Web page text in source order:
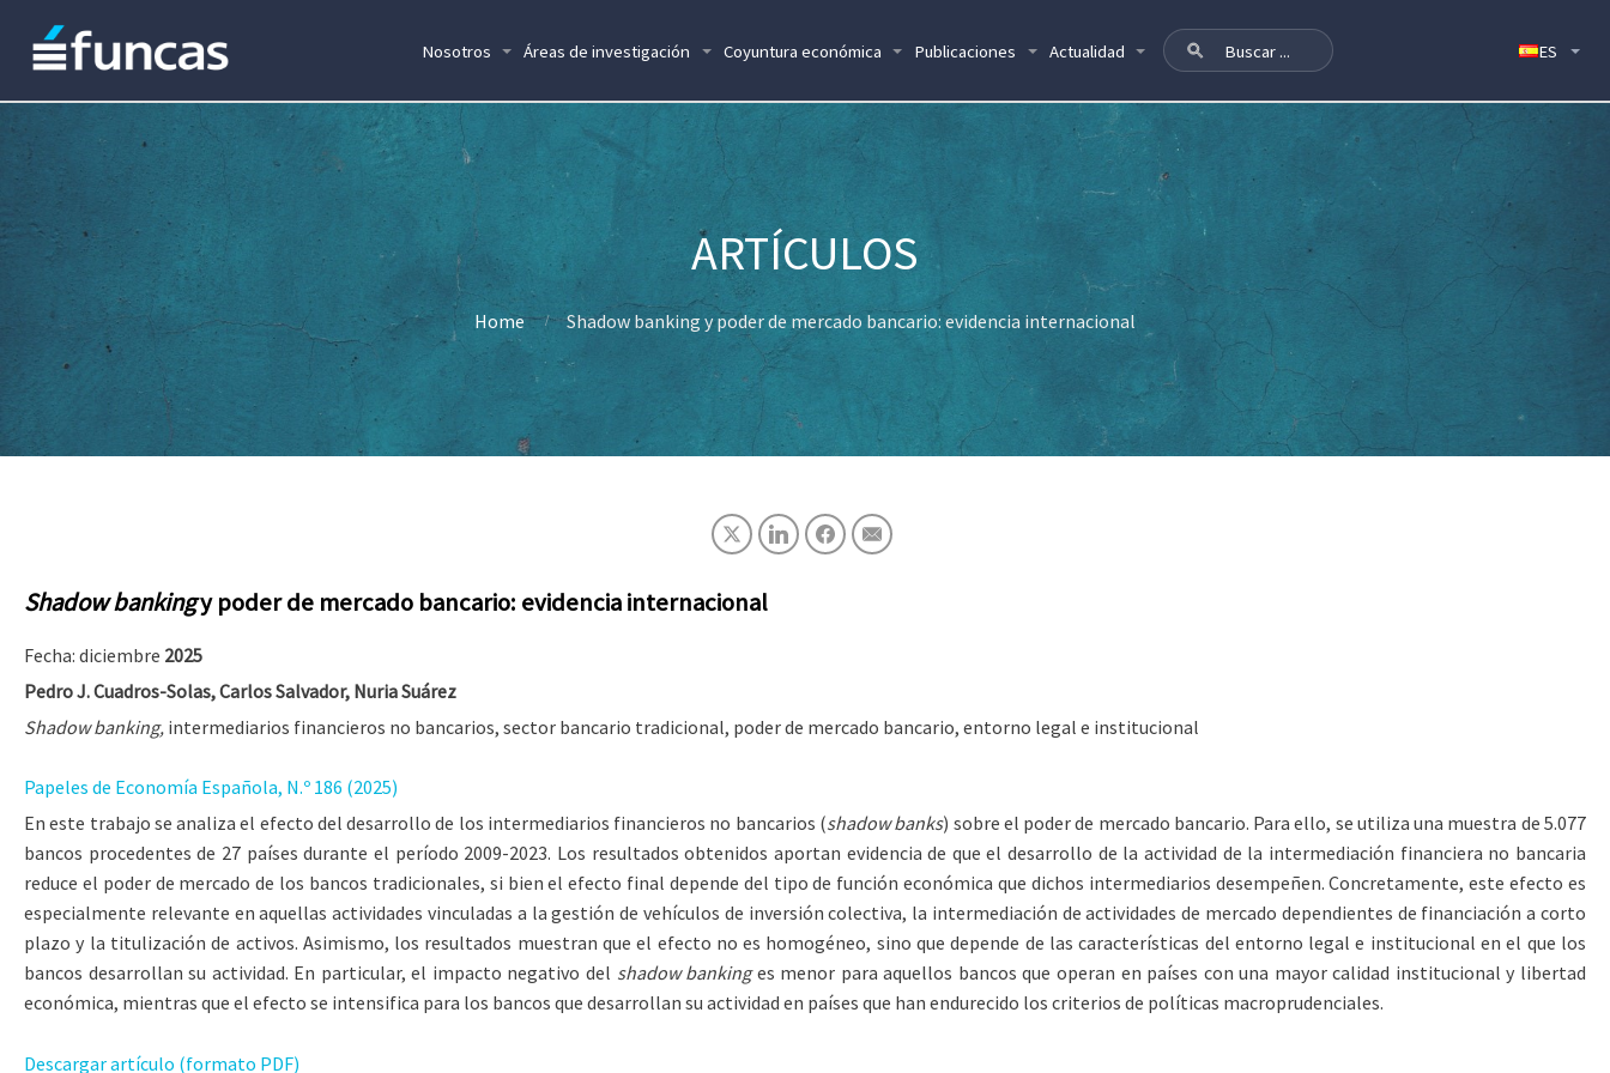
Nosotros Áreas de investigación Coyuntura económica Publicaciones Actualidad
Home Shadow banking y poder de mercado bancario: evidencia internacional
Shadow bankingy poder de mercado bancario: evidencia internacional
Fecha: diciembre 2025
Pedro J. Cuadros-Solas, Carlos Salvador, Nuria Suárez
Shadow banking, intermediarios financieros no bancarios, sector bancario tradicional, poder de mercado bancario, entorno legal e institucional
Papeles de Economía Española, N.º 186 (2025)
En este trabajo se analiza el efecto del desarrollo de los intermediarios financieros no bancarios (shadow banks) sobre el poder de mercado bancario. Para ello, se utiliza una muestra de 5.077
bancos procedentes de 27 países durante el período 2009-2023. Los resultados obtenidos aportan evidencia de que el desarrollo de la actividad de la intermediación financiera no bancaria
reduce el poder de mercado de los bancos tradicionales, si bien el efecto final depende del tipo de función económica que dichos intermediarios desempeñen. Concretamente, este efecto es
especialmente relevante en aquellas actividades vinculadas a la gestión de vehículos de inversión colectiva, la intermediación de actividades de mercado dependientes de financiación a corto
plazo y la titulización de activos. Asimismo, los resultados muestran que el efecto no es homogéneo, sino que depende de las características del entorno legal e institucional en el que los
bancos desarrollan su actividad. En particular, el impacto negativo del shadow bankinges menor para aquellos bancos que operan en países con una mayor calidad institucional y libertad
económica, mientras que el efecto se intensifica para los bancos que desarrollan su actividad en países que han endurecido los criterios de políticas macroprudenciales.
Descargar artículo (formato PDF)